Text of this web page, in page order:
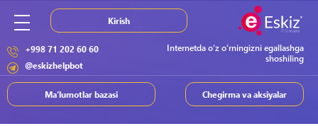
Internetda o‘z o‘rningizni egallashga
shoshiling
+998 71 202 60 60
@eskizhelpbot
Chegirma va aksiyalar
Ma’lumotlar bazasi
Kirish